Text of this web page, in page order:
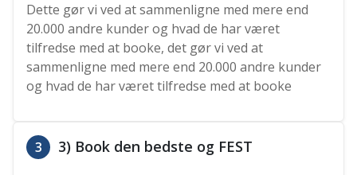
Dette gør vi ved at sammenligne med mere end
20.000 andre kunder og hvad de har været
tilfredse med at booke, det gør vi ved at
sammenligne med mere end 20.000 andre kunder
og hvad de har været tilfredse med at booke
3 3) Book den bedste og FEST